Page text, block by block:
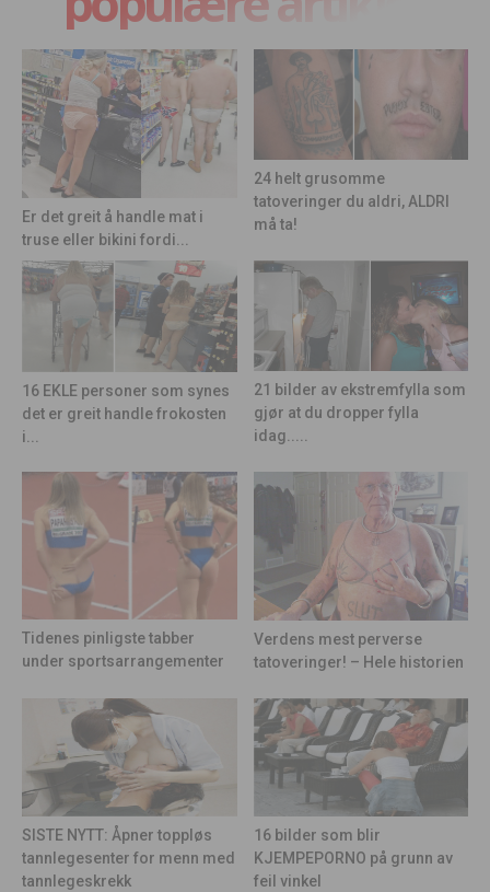
Er det greit å handle mat i
truse eller bikini fordi...
24 helt grusomme
tatoveringer du aldri, ALDRI
må ta!
16 EKLE personer som synes
det er greit handle frokosten
i...
21 bilder av ekstremfylla som
gjør at du dropper fylla
idag.....
Tidenes pinligste tabber
under sportsarrangementer
Verdens mest perverse
tatoveringer! – Hele historien
SISTE NYTT: Åpner toppløs
tannlegesenter for menn med
tannlegeskrekk
16 bilder som blir
KJEMPEPORNO på grunn av
feil vinkel